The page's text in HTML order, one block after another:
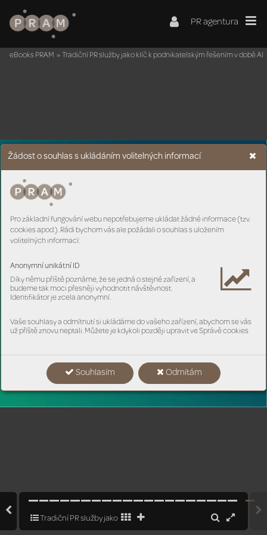
Žádost o souhlas s ukládáním volitelných informací
Pro základní fungování webu nepotřebujeme ukládat žádné informace (tzv.
cookies apod.). Rádi bychom vás ale požádali o souhlas s uložením
volitelných informací:
Anonymní unikátní ID
Díky němu příště poznáme, že se jedná o stejné zařízení, a
budeme tak moci přesněji vyhodnotit návštěvnost.
Identifikátor je zcela anonymní.
Vaše souhlasy a odmítnutí si ukládáme do vašeho zařízení, abychom se vás
už příště znovu neptali. Můžete je kdykoli později upravit ve Správě cookies
Souhlasím Odmítám
pram.cz
PR agentura
eBooks PRAM » Tradiční PR služby jako klíč k podnikatelským řešením v době AI
Tradiční PR služby jako klíč k podnikatelským řešením v době AI